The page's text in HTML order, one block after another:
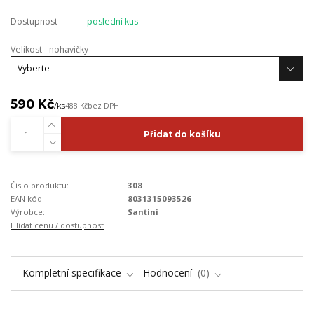
Dostupnost poslední kus
Velikost - nohavičky
590 Kč/ks488 Kčbez DPH
Přidat do košíku
Číslo produktu:
308
EAN kód:
8031315093526
Výrobce:
Santini
Hlídat cenu / dostupnost
Kompletní specifikace Hodnocení 0